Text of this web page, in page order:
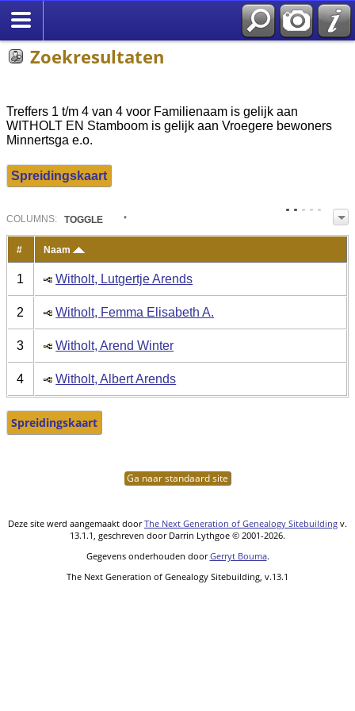
Zoekresultaten
Treffers 1 t/m 4 van 4 voor Familienaam is gelijk aan
WITHOLT EN Stamboom is gelijk aan Vroegere bewoners
Minnertsga e.o.
Spreidingskaart
COLUMN S: TOGGLE
# Naam
1 Witholt, Lutgertje Arends
2 Witholt, Femma Elisabeth A.
3 Witholt, Arend Winter
4 Witholt, Albert Arends
Spreidingskaart
Ga naar standaard site
Deze site werd aangemaakt doorThe Next Generation of Genealogy Sitebuilding v.
13.1.1, geschreven door Darrin Lythgoe © 2001-2026.
Gegevens onderhouden doorGerryt Bouma.
The Next Generation of Genealogy Sitebuilding, v.13.1